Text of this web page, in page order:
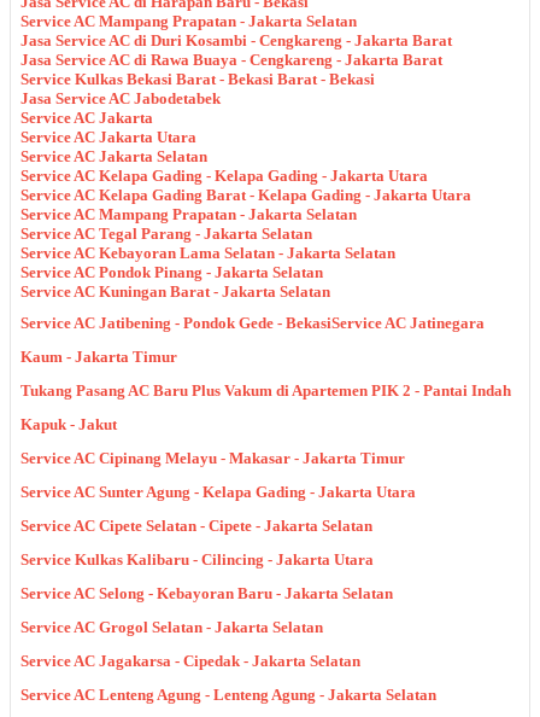
Service AC Mampang Prapatan - Jakarta Selatan
Jasa Service AC di Duri Kosambi - Cengkareng - Jakarta Barat
Jasa Service AC di Rawa Buaya - Cengkareng - Jakarta Barat
Service Kulkas Bekasi Barat - Bekasi Barat - Bekasi
Jasa Service AC Jabodetabek
Service AC Jakarta
Service AC Jakarta Utara
Service AC Jakarta Selatan
Service AC Kelapa Gading - Kelapa Gading - Jakarta Utara
Service AC Kelapa Gading Barat - Kelapa Gading - Jakarta Utara
Service AC Mampang Prapatan - Jakarta Selatan
Service AC Tegal Parang - Jakarta Selatan
Service AC Kebayoran Lama Selatan - Jakarta Selatan
Service AC Pondok Pinang - Jakarta Selatan
Service AC Kuningan Barat - Jakarta Selatan
Service AC Jatibening - Pondok Gede - BekasiService AC Jatinegara
Kaum - Jakarta Timur
Tukang Pasang AC Baru Plus Vakum di Apartemen PIK 2 - Pantai Indah
Kapuk - Jakut
Service AC Cipinang Melayu - Makasar - Jakarta Timur
Service AC Sunter Agung - Kelapa Gading - Jakarta Utara
Service AC Cipete Selatan - Cipete - Jakarta Selatan
Service Kulkas Kalibaru - Cilincing - Jakarta Utara
Service AC Selong - Kebayoran Baru - Jakarta Selatan
Service AC Grogol Selatan - Jakarta Selatan
Service AC Jagakarsa - Cipedak - Jakarta Selatan
Service AC Lenteng Agung - Lenteng Agung - Jakarta Selatan